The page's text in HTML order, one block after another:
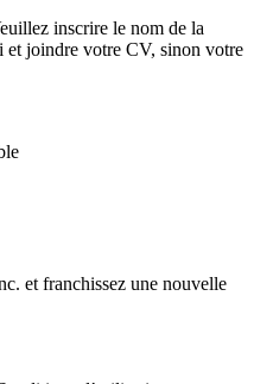
inscrire le nom de la
et joindre votre CV, sinon votre
et franchissez une nouvelle